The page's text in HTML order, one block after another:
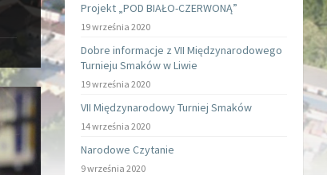
Projekt „POD BIAŁO-CZERWONĄ”
19 września 2020
Dobre informacje z VII Międzynarodowego
Turnieju Smaków w Liwie
19 września 2020
VII Międzynarodowy Turniej Smaków
14 września 2020
Narodowe Czytanie
9 września 2020